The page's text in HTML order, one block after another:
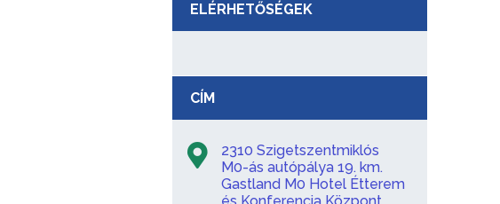
ELÉRHETŐSÉGEK
CÍM
2310 Szigetszentmiklós
M0-ás autópálya 19. km.
Gastland M0 Hotel Étterem